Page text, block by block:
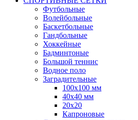
Футбольные
Волейбольные
Баскетбольные
Гандбольные
Хоккейные
Бадминтоные
Большой теннис
Водное поло
Заградительные
100х100 мм
40х40 мм
20х20
Капроновые